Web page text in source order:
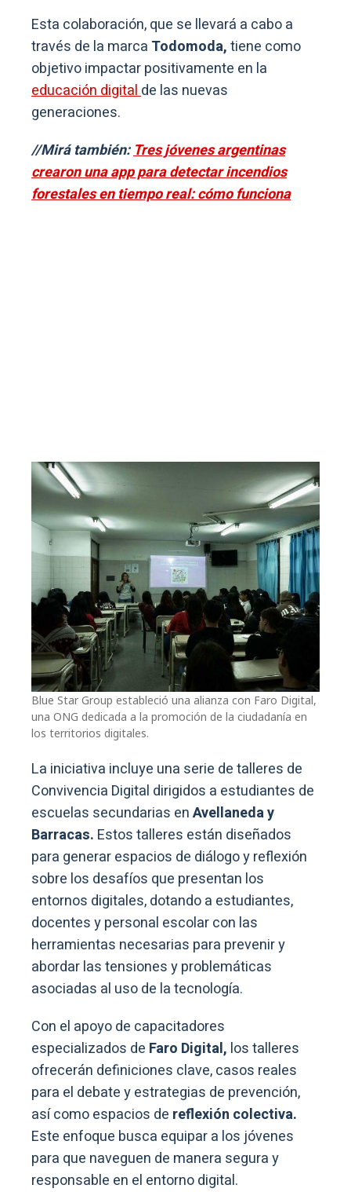
Esta colaboración, que se llevará a cabo a
través de la marca Todomoda,tiene como
objetivo impactar positivamente en la
educación digitalde las nuevas
generaciones.
//Mirá también:Tres jóvenes argentinas
crearon una app para detectar incendios
forestales en tiempo real: cómo funciona
Blue Star Group estableció una alianza con Faro Digital,
una ONG dedicada a la promoción de la ciudadanía en
los territorios digitales.
La iniciativa incluye una serie de talleres de
Convivencia Digital dirigidos a estudiantes de
escuelas secundarias enAvellaneda y
Barracas. Estos talleres están diseñados
para generar espacios de diálogo y reflexión
sobre los desafíos que presentan los
entornos digitales, dotando a estudiantes,
docentes y personal escolar con las
herramientas necesarias para prevenir y
abordar las tensiones y problemáticas
asociadas al uso de la tecnología.
Con el apoyo de capacitadores
especializados de Faro Digital, los talleres
ofrecerán definiciones clave, casos reales
para el debate y estrategias de prevención,
así como espacios de reflexión colectiva.
Este enfoque busca equipar a los jóvenes
para que naveguen de manera segura y
responsable en el entorno digital.